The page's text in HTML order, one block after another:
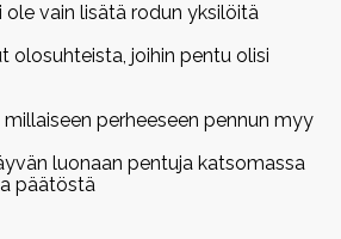
ole vain lisätä rodun yksilöitä
olosuhteista, joihin pentu olisi
millaiseen perheeseen pennun myy
luonaan pentuja katsomassa
päätöstä